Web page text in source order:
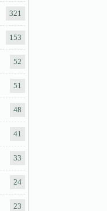
321
153
52
51
48
41
33
24
23